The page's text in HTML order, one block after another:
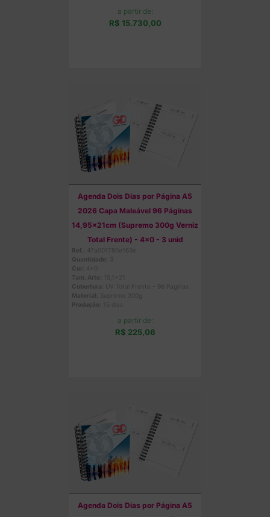
a partir de:
R$ 15.730,00
Agenda Dois Dias por Página A5
2026 Capa Maleável 96 Páginas
14,95x21cm (Supremo 300g Verniz
Total Frente) - 4x0 - 3 unid
Ref.:
Quantidade:
Cor:
4x0
Tam. Arte: 15,1x21
Cobertura:
Material: Supremo 300g
Produção:
a partir de:
R$ 225,06
Agenda Dois Dias por Página A5